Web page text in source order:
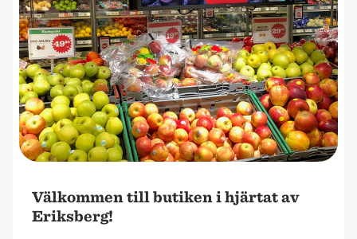
Välkommen till butiken i hjärtat av
Eriksberg!